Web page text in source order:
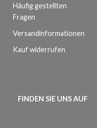
Häufig gestellten
Fragen
Versandinformationen
Kauf widerrufen
FINDEN SIE UNS AUF